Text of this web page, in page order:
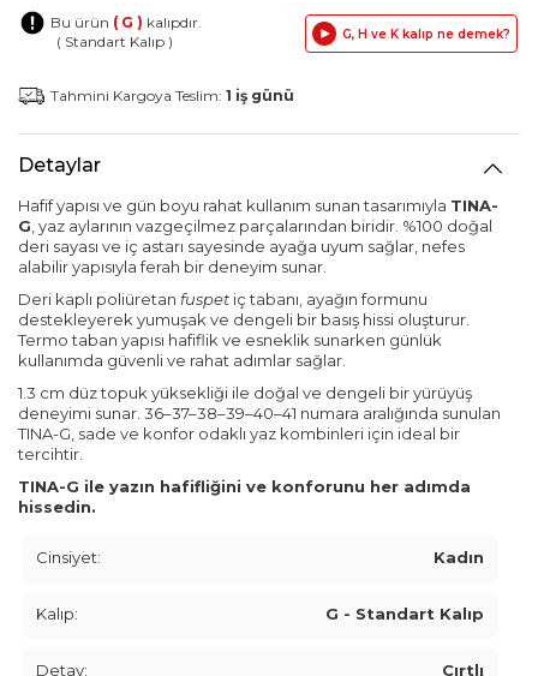
Bu ürün ( G ) kalıpdır.
( Standart Kalıp )
G, H ve K kalıp ne demek?
Tahmini Kargoya Teslim: 1 iş günü
Detaylar
Hafif yapısı ve gün boyu rahat kullanım sunan tasarımıyla TINA-
G, yaz aylarının vazgeçilmez parçalarından biridir. %100 doğal
deri sayası ve iç astarı sayesinde ayağa uyum sağlar, nefes
alabilir yapısıyla ferah bir deneyim sunar.
Deri kaplı poliüretan fuspet iç tabanı, ayağın formunu
destekleyerek yumuşak ve dengeli bir basış hissi oluşturur.
Termo taban yapısı hafiflik ve esneklik sunarken günlük
kullanımda güvenli ve rahat adımlar sağlar.
1.3 cm düz topuk yüksekliği ile doğal ve dengeli bir yürüyüş
deneyimi sunar. 36–37–38–39–40–41 numara aralığında sunulan
TINA-G, sade ve konfor odaklı yaz kombinleri için ideal bir
tercihtir.
TINA-G ile yazın hafifliğini ve konforunu her adımda
hissedin.
Cinsiyet: Kadın
Kalıp: G - Standart Kalıp
Detay: Cırtlı